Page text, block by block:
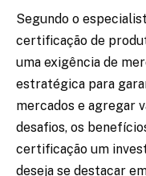
Segundo o
certificação de
uma exigência de
estratégica para
mercados e agregar
desafios, os
certificação um
deseja se destacar